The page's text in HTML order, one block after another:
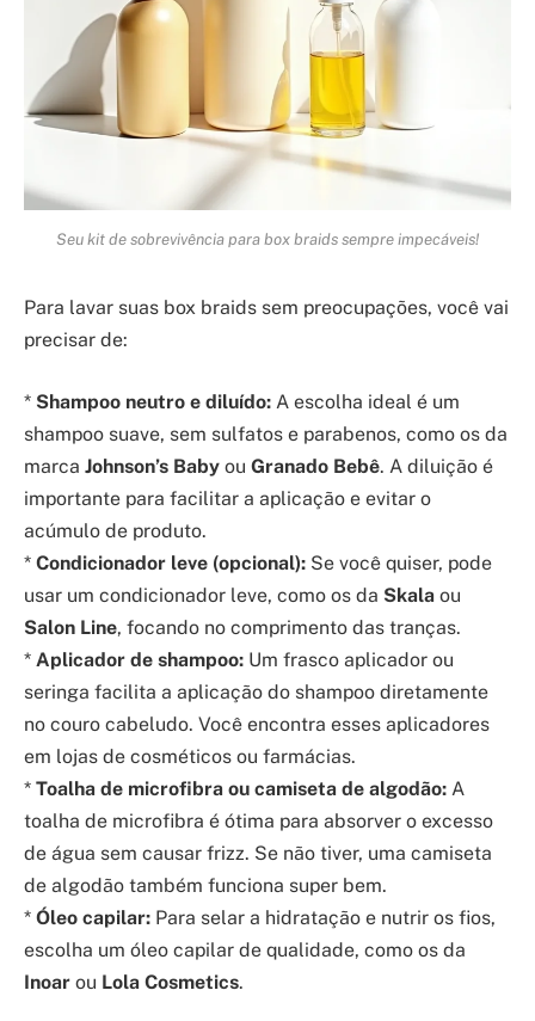
Seu kit de sobrevivência para box braids sempre impecáveis!
Para lavar suas box braids sem preocupações, você vai
precisar de:
* Shampoo neutro e diluído: A escolha ideal é um
shampoo suave, sem sulfatos e parabenos, como os da
marca Johnson’s Baby ou Granado Bebê. A diluição é
importante para facilitar a aplicação e evitar o
acúmulo de produto.
* Condicionador leve (opcional): Se você quiser, pode
usar um condicionador leve, como os da Skala ou
Salon Line, focando no comprimento das tranças.
* Aplicador de shampoo: Um frasco aplicador ou
seringa facilita a aplicação do shampoo diretamente
no couro cabeludo. Você encontra esses aplicadores
em lojas de cosméticos ou farmácias.
* Toalha de microfibra ou camiseta de algodão: A
toalha de microfibra é ótima para absorver o excesso
de água sem causar frizz. Se não tiver, uma camiseta
de algodão também funciona super bem.
* Óleo capilar: Para selar a hidratação e nutrir os fios,
escolha um óleo capilar de qualidade, como os da
Inoar ou Lola Cosmetics.